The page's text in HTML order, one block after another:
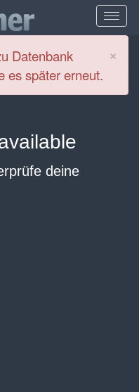
×
Datenbank
es später erneut.
deine